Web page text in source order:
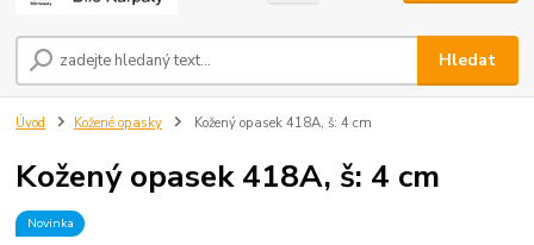
Hledat
Úvod Kožené opasky Kožený opasek 418A, š: 4 cm
Kožený opasek 418A, š: 4 cm
Novinka